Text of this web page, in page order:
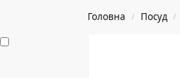
Головна / Посуд /